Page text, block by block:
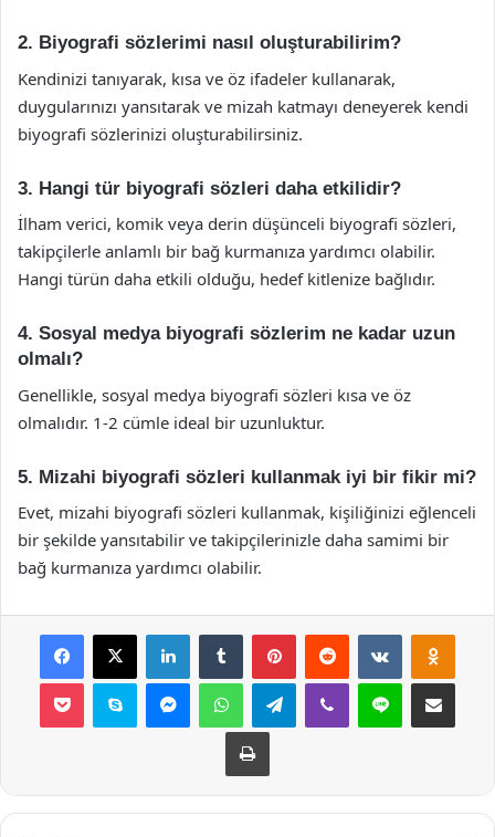
2. Biyografi sözlerimi nasıl oluşturabilirim?
Kendinizi tanıyarak, kısa ve öz ifadeler kullanarak,
duygularınızı yansıtarak ve mizah katmayı deneyerek kendi
biyografi sözlerinizi oluşturabilirsiniz.
3. Hangi tür biyografi sözleri daha etkilidir?
İlham verici, komik veya derin düşünceli biyografi sözleri,
takipçilerle anlamlı bir bağ kurmanıza yardımcı olabilir.
Hangi türün daha etkili olduğu, hedef kitlenize bağlıdır.
4. Sosyal medya biyografi sözlerim ne kadar uzun
olmalı?
Genellikle, sosyal medya biyografi sözleri kısa ve öz
olmalıdır. 1-2 cümle ideal bir uzunluktur.
5. Mizahi biyografi sözleri kullanmak iyi bir fikir mi?
Evet, mizahi biyografi sözleri kullanmak, kişiliğinizi eğlenceli
bir şekilde yansıtabilir ve takipçilerinizle daha samimi bir
bağ kurmanıza yardımcı olabilir.
Facebook
X LinkedInTumblr PinterestReddit VKontakte
Pocket Skype MessengerWhatsAppTelegramViber Line E-Posta ile
Yazdır